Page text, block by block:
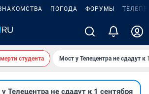
ПОГОДА ФОРУМЫ
студента Мост у Телецентра не сдадут к
Телецентра не сдадут к 1 сентября